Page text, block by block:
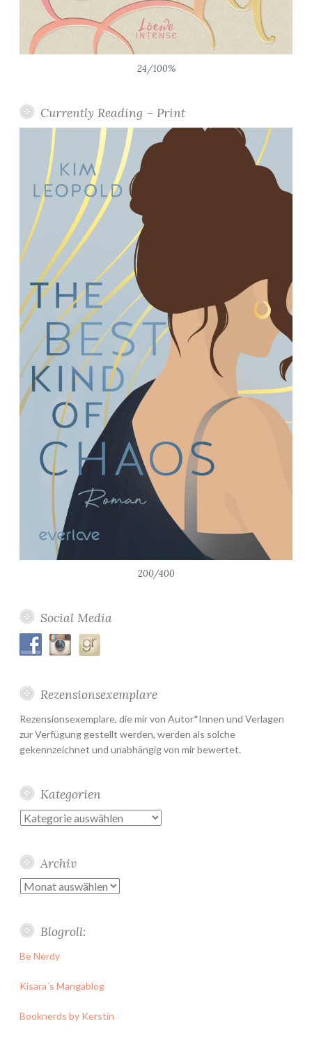
24/100%
Currently Reading – Print
200/400
Social Media
Rezensionsexemplare
Rezensionsexemplare, die mir von Autor*Innen und Verlagen
zur Verfügung gestellt werden, werden als solche
gekennzeichnet und unabhängig von mir bewertet.
Kategorien
Kategorien
Archiv
Archiv
Blogroll:
Be Nerdy
Kisara´s Mangablog
Booknerds by Kerstin